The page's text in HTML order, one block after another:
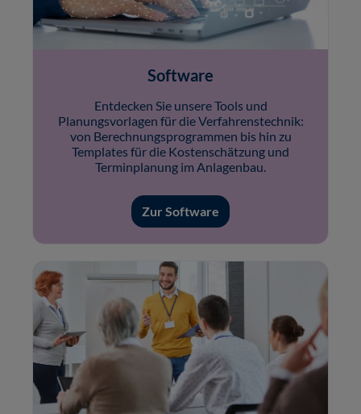
Software
Entdecken Sie unsere Tools und
Planungsvorlagen für die Verfahrenstechnik:
von Berechnungsprogrammen bis hin zu
Templates für die Kostenschätzung und
Terminplanung im Anlagenbau.
Zur Software